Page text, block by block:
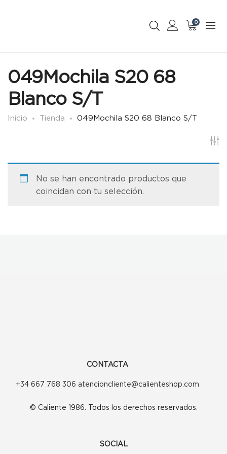
0
049Mochila S20 68
Blanco S/T
Inicio Tienda 049Mochila S20 68 Blanco S/T
No se han encontrado productos que
coincidan con tu selección.
CONTACTA
+34 667 768 306 atencioncliente@calienteshop.com
© Caliente 1986. Todos los derechos reservados.
SOCIAL